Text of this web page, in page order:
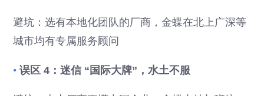
避坑：选有本地化团队的厂商，金蝶在北上广深等
城市均有专属服务顾问
•误区 4：迷信 “国际大牌”，水土不服